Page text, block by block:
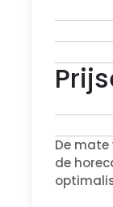
De
de